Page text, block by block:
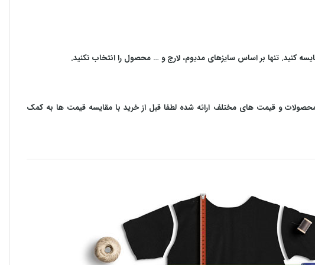
کنید. تنها بر اساس سایزهای مدیوم، لارج و … محصول را انتخاب نکنید.
و قیمت های مختلف ارائه شده لطفا قبل از خرید با مقایسه قیمت ها به کمک